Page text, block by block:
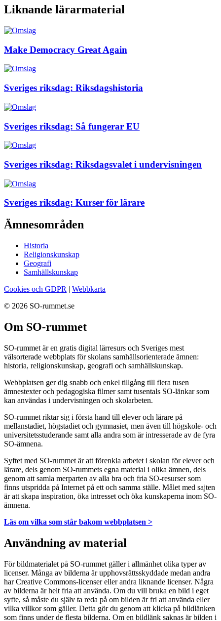
Liknande lärarmaterial
Make Democracy Great Again
Sveriges riksdag: Riksdagshistoria
Sveriges riksdag: Så fungerar EU
Sveriges riksdag: Riksdagsvalet i undervisningen
Sveriges riksdag: Kurser för lärare
Ämnesområden
Historia
Religionskunskap
Geografi
Samhällskunskap
Cookies och GDPR | Webbkarta
© 2026 SO-rummet.se
Om SO-rummet
SO-rummet är en gratis digital lärresurs och Sveriges mest
välsorterade webbplats för skolans samhällsorienterade ämnen:
historia, religionskunskap, geografi och samhällskunskap.
Webbplatsen ger dig snabb och enkel tillgång till flera tusen
ämnestexter och pedagogiska filmer samt tusentals SO-länkar som
kan användas i undervisningen och skolarbeten.
SO-rummet riktar sig i första hand till elever och lärare på
mellanstadiet, högstadiet och gymnasiet, men även till högskole- och
universitetsstuderande samt alla andra som är intresserade av de fyra
SO-ämnena.
Syftet med SO-rummet är att förenkla arbetet i skolan för elever och
lärare, dels genom SO-rummets egna material i olika ämnen, dels
genom att samla merparten av alla bra och fria SO-resurser som
finns utspridda på Internet på ett och samma ställe. Målet med sajten
är att skapa inspiration, öka intresset och öka kunskaperna inom SO-
ämnena.
Läs om vilka som står bakom webbplatsen >
Användning av material
För bildmaterialet på SO-rummet gäller i allmänhet olika typer av
licenser. Många av bilderna är upphovsrättsskyddade medan andra
har Creative Commons-licenser eller andra liknande licenser. Några
av bilderna är helt fria att använda. Om du vill bruka en bild i eget
syfte, så måste du själv ta reda på om bilden är fri att använda eller
vilka villkor som gäller. Detta gör du genom att klicka på bildlänken
som finns under de flesta bilderna. Om en bildlänk saknas är bilden i